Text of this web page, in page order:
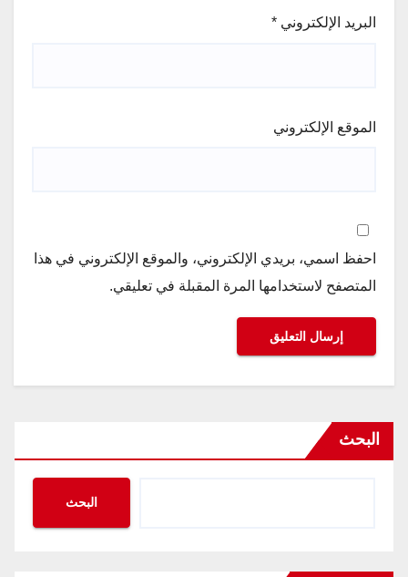
البريد الإلكتروني *
الموقع الإلكتروني
احفظ اسمي، بريدي الإلكتروني، والموقع الإلكتروني في هذا
المتصفح لاستخدامها المرة المقبلة في تعليقي.
البحث
البحث